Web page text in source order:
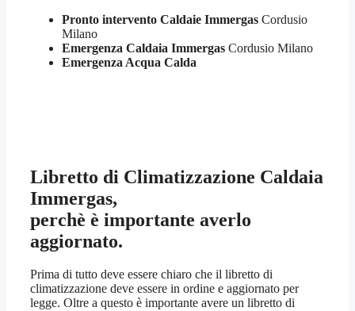
Pronto intervento Caldaie Immergas Cordusio
Milano
Emergenza Caldaia Immergas Cordusio Milano
Emergenza Acqua Calda
Libretto di Climatizzazione Caldaia
Immergas,
perchè è importante averlo
aggiornato.
Prima di tutto deve essere chiaro che il libretto di
climatizzazione deve essere in ordine e aggiornato per
legge. Oltre a questo è importante avere un libretto di